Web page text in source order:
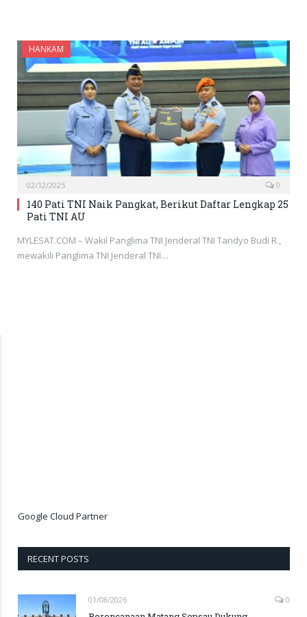
HANKAM
02/12/2025 0
140 Pati TNI Naik Pangkat, Berikut Daftar Lengkap 25
Pati TNI AU
MYLESAT.COM – Wakil Panglima TNI Jenderal TNI Tandyo Budi R.,
mewakili Panglima TNI Jenderal TNI…
Google Cloud Partner
RECENT POSTS
01/08/2026 0